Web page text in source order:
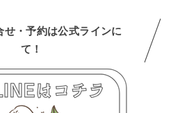
せ・予約は公式ラインに
て！